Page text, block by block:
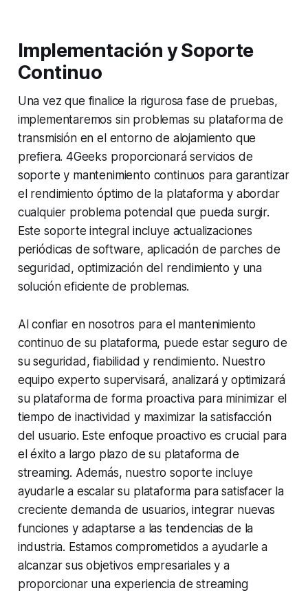
Implementación y Soporte
Continuo
Una vez que finalice la rigurosa fase de pruebas,
implementaremos sin problemas su plataforma de
transmisión en el entorno de alojamiento que
prefiera. 4Geeks proporcionará servicios de
soporte y mantenimiento continuos para garantizar
el rendimiento óptimo de la plataforma y abordar
cualquier problema potencial que pueda surgir.
Este soporte integral incluye actualizaciones
periódicas de software, aplicación de parches de
seguridad, optimización del rendimiento y una
solución eficiente de problemas.
Al confiar en nosotros para el mantenimiento
continuo de su plataforma, puede estar seguro de
su seguridad, fiabilidad y rendimiento. Nuestro
equipo experto supervisará, analizará y optimizará
su plataforma de forma proactiva para minimizar el
tiempo de inactividad y maximizar la satisfacción
del usuario. Este enfoque proactivo es crucial para
el éxito a largo plazo de su plataforma de
streaming. Además, nuestro soporte incluye
ayudarle a escalar su plataforma para satisfacer la
creciente demanda de usuarios, integrar nuevas
funciones y adaptarse a las tendencias de la
industria. Estamos comprometidos a ayudarle a
alcanzar sus objetivos empresariales y a
proporcionar una experiencia de streaming